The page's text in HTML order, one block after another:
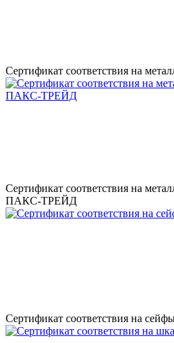
Сертификат соответствия на
Сертификат соответствия на
ПАКС-ТРЕЙД
Сертификат соответствия на